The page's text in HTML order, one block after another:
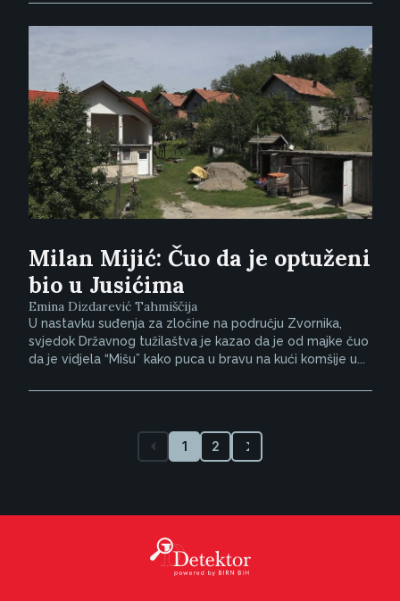
Milan Mijić: Čuo da je optuženi
bio u Jusićima
Emina Dizdarević Tahmiščija
U nastavku suđenja za zločine na području Zvornika,
svjedok Državnog tužilaštva je kazao da je od majke čuo
da je vidjela “Mišu” kako puca u bravu na kući komšije u...
1 2